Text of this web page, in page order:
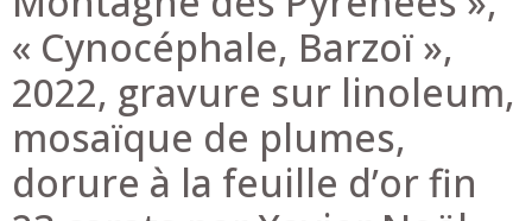
« Cynocéphale, Barzoï »,
2022, gravure sur linoleum,
mosaïque de plumes,
dorure à la feuille d’or fin